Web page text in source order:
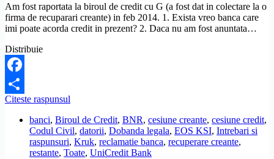
daca
a
trecut
Am fost raportata la biroul de credit cu G (a fost dat in colectare la o
firma de recuparari creante) in feb 2014. 1. Exista vreo banca care
imi poate acorda credit in prezent? 2. Daca nu am fost anuntata…
Distribuie
Facebook
Share
Citeste raspunsul
banca
sa-
mi
acorde
banci, Biroul de Credit, BNR, cesiune creante, cesiune credit,
Codul Civil, datorii, Dobanda legala, EOS KSI, Intrebari si
raspunsuri, Kruk, reclamatie banca, recuperare creante,
restante, Toate, UniCredit Bank